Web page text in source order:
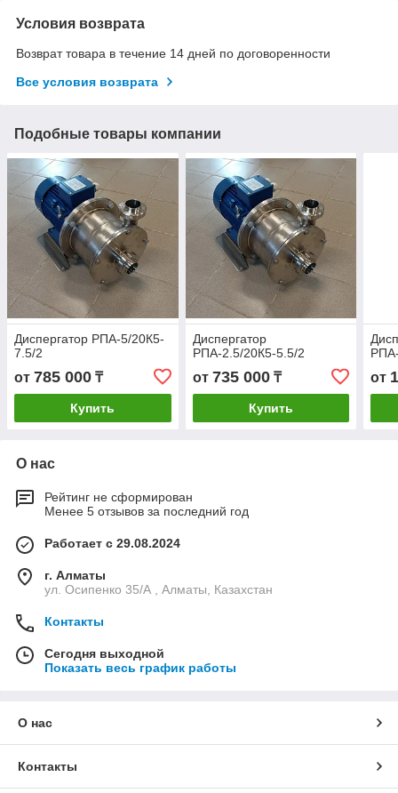
Условия возврата
Возврат товара в течение 14 дней по договоренности
Все условия возврата
Подобные товары компании
Диспергатор РПА-5/20К5-
7.5/2
от 785 000 ₸
Купить
Диспергатор
РПА-2.5/20К5-5.5/2
от 735 000₸
Купить
от
О нас
Рейтинг не сформирован
Менее 5 отзывов за последний год
Работает с 29.08.2024
г. Алматы
ул. Осипенко 35/А , Алматы, Казахстан
Контакты
Сегодня выходной
Показать весь график работы
О нас
Контакты